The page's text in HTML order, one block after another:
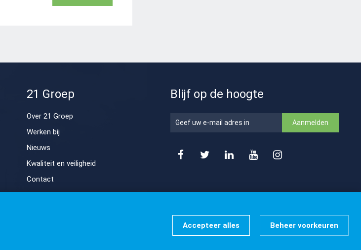
Beheer voorkeuren
Accepteer alles
21 Groep
Over 21 Groep
Werken bij
Nieuws
Kwaliteit en veiligheid
Contact
Blijf op de hoogte
Aanmelden
    